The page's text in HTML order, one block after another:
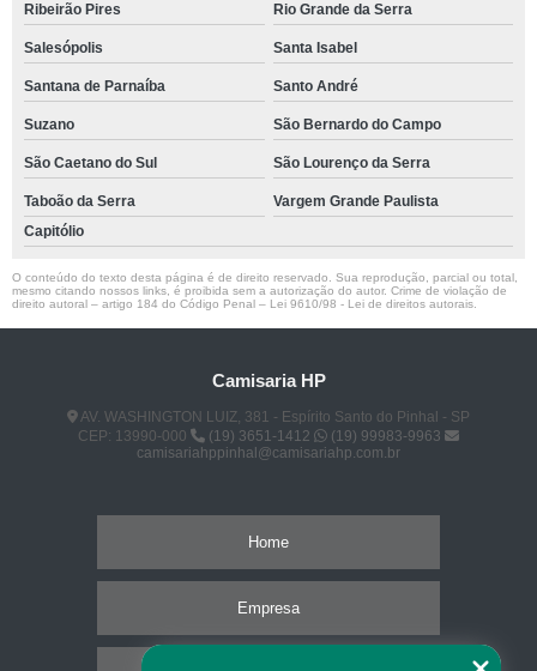
Ribeirão Pires Rio Grande da Serra
Salesópolis Santa Isabel
Santana de Parnaíba Santo André
Suzano São Bernardo do Campo
São Caetano do Sul São Lourenço da Serra
Taboão da Serra
Vargem Grande Paulista
Capitólio
O conteúdo do texto desta página é de direito reservado. Sua reprodução, parcial ou total,
mesmo citando nossos links, é proibida sem a autorização do autor. Crime de violação de
direito autoral – artigo 184 do Código Penal – Lei 9610/98 - Lei de direitos autorais
Camisaria HP
AV. WASHINGTON LUIZ, 381 - Espírito Santo do Pinhal - SP
CEP: 13990-000
(19) 3651-1412
(19) 99983-9963
camisariahppinhal@camisariahp.com.br
Home
Empresa